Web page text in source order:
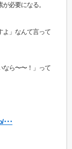
必要になる。
よ」なんて言って
なら〜〜！」って
･･･